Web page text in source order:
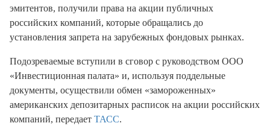
эмитентов, получили права на акции публичных
российских компаний, которые обращались до
установления запрета на зарубежных фондовых рынках.
Подозреваемые вступили в сговор с руководством ООО
«Инвестиционная палата» и, используя поддельные
документы, осуществили обмен «замороженных»
американских депозитарных расписок на акции российских
компаний, передает ТАСС.